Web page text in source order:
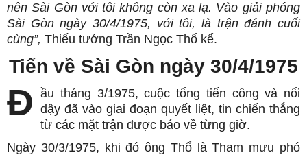
nên Sài Gòn với tôi không còn xa lạ. Vào giải phóng
Sài Gòn ngày 30/4/1975, với tôi, là trận đánh cuối
cùng”, Thiếu tướng Trần Ngọc Thổ kể.
Tiến về Sài Gòn ngày 30/4/1975
Đ ầu tháng 3/1975, cuộc tổng tiến công và nổi
dậy đã vào giai đoạn quyết liệt, tin chiến thắng
từ các mặt trận được báo về từng giờ.
Ngày 30/3/1975, khi đó ông Thổ là Tham mưu phó